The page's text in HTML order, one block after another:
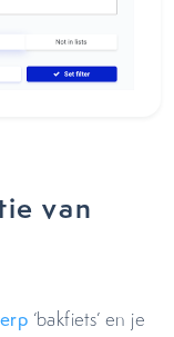
van
‘bakfiets’ en je